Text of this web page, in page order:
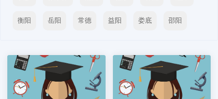
‌衡阳 ‌岳阳 ‌常德 ‌益阳 ‌娄底 ‌邵阳